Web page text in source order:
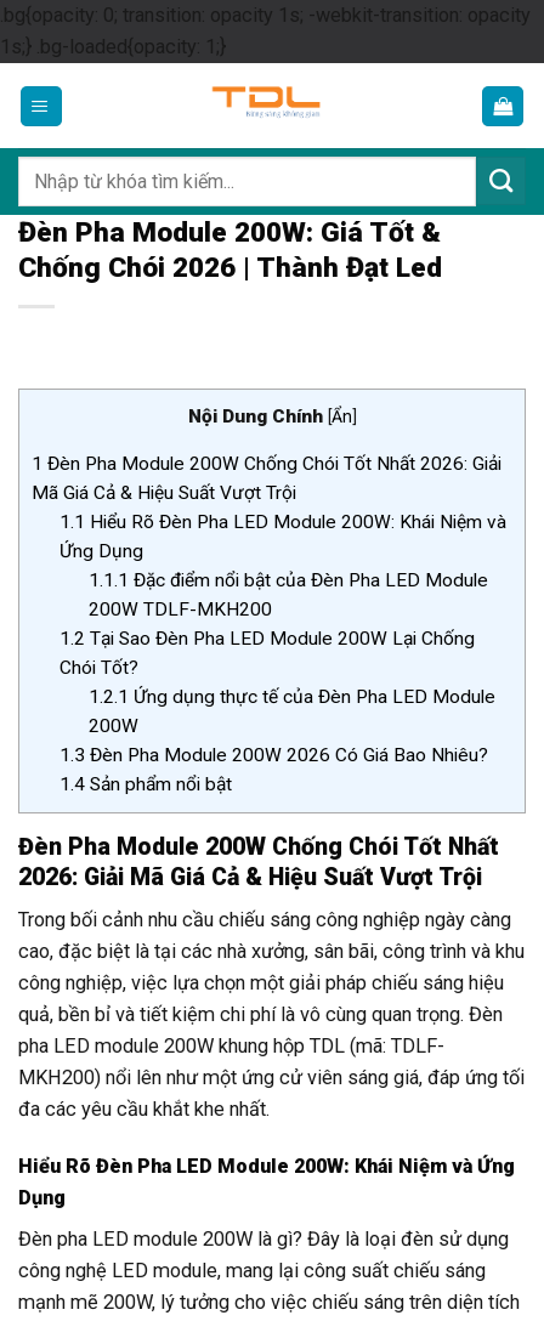
.bg{opacity: 0; transition: opacity 1s; -webkit-transition: opacity
1s;} .bg-loaded{opacity: 1;}Skip
content
kiếm:
Đèn Pha Module 200W: Giá Tốt &
Chống Chói 2026 | Thành Đạt Led
Nội Dung Chính [Ẩn]
1 Đèn Pha Module 200W Chống Chói Tốt Nhất 2026: Giải
Mã Giá Cả & Hiệu Suất Vượt Trội
1.1 Hiểu Rõ Đèn Pha LED Module 200W: Khái Niệm và
Ứng Dụng
1.1.1 Đặc điểm nổi bật của Đèn Pha LED Module
200W TDLF-MKH200
1.2 Tại Sao Đèn Pha LED Module 200W Lại Chống
Chói Tốt?
1.2.1 Ứng dụng thực tế của Đèn Pha LED Module
200W
1.3 Đèn Pha Module 200W 2026 Có Giá Bao Nhiêu?
1.4 Sản phẩm nổi bật
Đèn Pha Module 200W Chống Chói Tốt Nhất
2026: Giải Mã Giá Cả & Hiệu Suất Vượt Trội
Trong bối cảnh nhu cầu chiếu sáng công nghiệp ngày càng
cao, đặc biệt là tại các nhà xưởng, sân bãi, công trình và khu
công nghiệp, việc lựa chọn một giải pháp chiếu sáng hiệu
quả, bền bỉ và tiết kiệm chi phí là vô cùng quan trọng. Đèn
pha LED module 200W khung hộp TDL (mã: TDLF-
MKH200) nổi lên như một ứng cử viên sáng giá, đáp ứng tối
đa các yêu cầu khắt khe nhất.
Hiểu Rõ Đèn Pha LED Module 200W: Khái Niệm và Ứng
Dụng
Đèn pha LED module 200W là gì? Đây là loại đèn sử dụng
công nghệ LED module, mang lại công suất chiếu sáng
mạnh mẽ 200W, lý tưởng cho việc chiếu sáng trên diện tích